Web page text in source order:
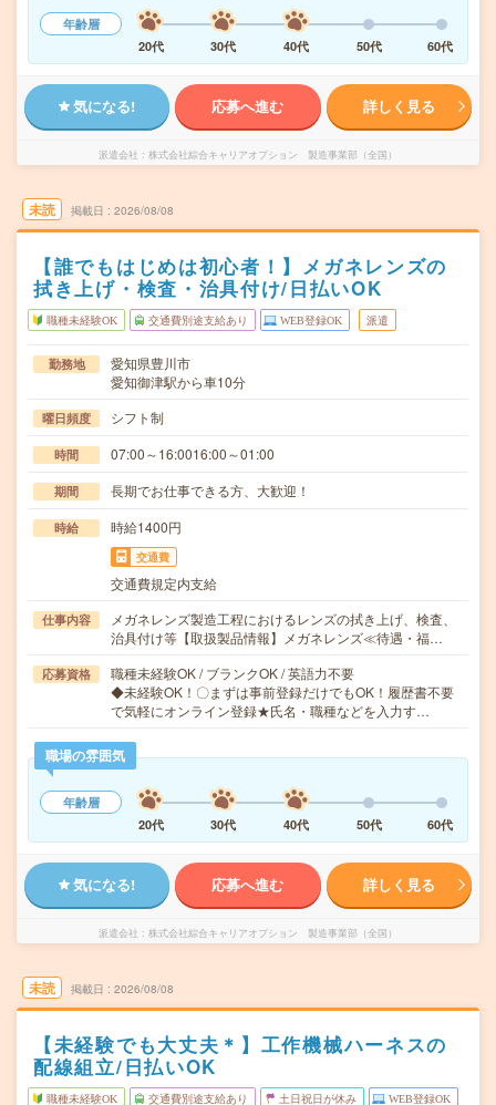
年齢層
20代
30代 40代 50代 60代
気になる! 応募へ進む 詳しく見る
派遣会社 株式会社綜合キャリアオプション 製造事業部（全国）
未読 掲載日 2026/08/08
【誰でもはじめは初心者！】メガネレンズの
拭き上げ・検査・治具付け/日払いOK
職種未経験OK 交通費別途支給あり WEB登録OK 派遣
勤務地
愛知県豊川市
愛知御津駅から車10分
曜日頻度 シフト制
時間 07:00～16:0016:00～01:00
期間 長期でお仕事できる方、大歓迎！
時給 時給1400円
交通費
交通費規定内支給
仕事内容
メガネレンズ製造工程におけるレンズの拭き上げ、検査、
治具付け等【取扱製品情報】メガネレンズ≪待遇・福…
応募資格
職種未経験OK / ブランクOK / 英語力不要
◆未経験OK！〇まずは事前登録だけでもOK！履歴書不要
で気軽にオンライン登録★氏名・職種などを入力す…
職場の雰囲気
年齢層
20代
30代 40代 50代 60代
気になる! 応募へ進む 詳しく見る
派遣会社 株式会社綜合キャリアオプション 製造事業部（全国）
未読 掲載日 2026/08/08
【未経験でも大丈夫＊】工作機械ハーネスの
配線組立/日払いOK
職種未経験OK 交通費別途支給あり 土日祝日が休み WEB登録OK